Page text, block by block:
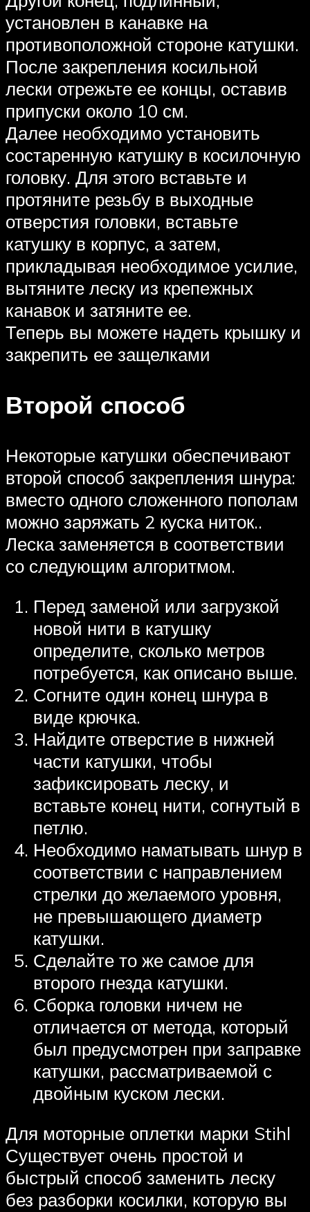
установлен в канавке на
противоположной стороне катушки.
После закрепления косильной
лески отрежьте ее концы, оставив
припуски около 10 см.
Далее необходимо установить
состаренную катушку в косилочную
головку. Для этого вставьте и
протяните резьбу в выходные
отверстия головки, вставьте
катушку в корпус, а затем,
прикладывая необходимое усилие,
вытяните леску из крепежных
канавок и затяните ее.
Теперь вы можете надеть крышку и
закрепить ее защелками
Второй способ
Некоторые катушки обеспечивают
второй способ закрепления шнура:
вместо одного сложенного пополам
можно заряжать 2 куска ниток..
Леска заменяется в соответствии
со следующим алгоритмом.
Перед заменой или загрузкой
новой нити в катушку
определите, сколько метров
потребуется, как описано выше.
Согните один конец шнура в
виде крючка.
Найдите отверстие в нижней
части катушки, чтобы
зафиксировать леску, и
вставьте конец нити, согнутый в
петлю.
Необходимо наматывать шнур в
соответствии с направлением
стрелки до желаемого уровня,
не превышающего диаметр
катушки.
Сделайте то же самое для
второго гнезда катушки.
Сборка головки ничем не
отличается от метода, который
был предусмотрен при заправке
катушки, рассматриваемой с
двойным куском лески.
Для моторные оплетки марки Stihl
Существует очень простой и
быстрый способ заменить леску
без разборки косилки, которую вы